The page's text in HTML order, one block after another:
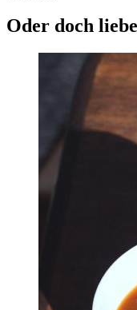
Oder doch